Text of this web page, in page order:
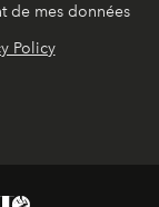
de mes données
Policy